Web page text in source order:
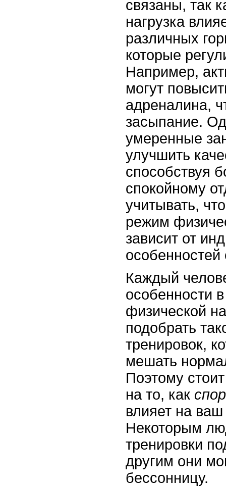
связаны, так
нагрузка
различных
которые
Например,
могут
адреналина,
засыпание.
умеренные
улучшить
способствуя
спокойному
учитывать,
режим
зависит от
особенностей
Каждый
особенности
физической
подобрать
тренировок,
мешать
Поэтому
на то, как
влияет на
Некоторым
тренировки
другим они
бессонницу.